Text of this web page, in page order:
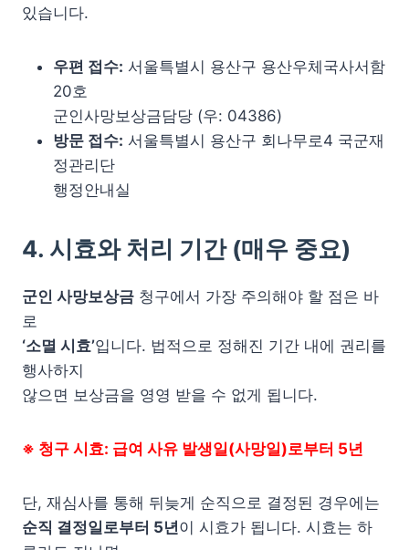
있습니다.
우편 접수: 서울특별시 용산구 용산우체국사서함
20호
군인사망보상금담당 (우: 04386)
방문 접수: 서울특별시 용산구 회나무로4 국군재
정관리단
행정안내실
4. 시효와 처리 기간 (매우 중요)
군인 사망보상금 청구에서 가장 주의해야 할 점은 바
로
‘소멸 시효’입니다. 법적으로 정해진 기간 내에 권리를
행사하지
않으면 보상금을 영영 받을 수 없게 됩니다.
※ 청구 시효: 급여 사유 발생일(사망일)로부터 5년
단, 재심사를 통해 뒤늦게 순직으로 결정된 경우에는
순직 결정일로부터 5년이 시효가 됩니다. 시효는 하